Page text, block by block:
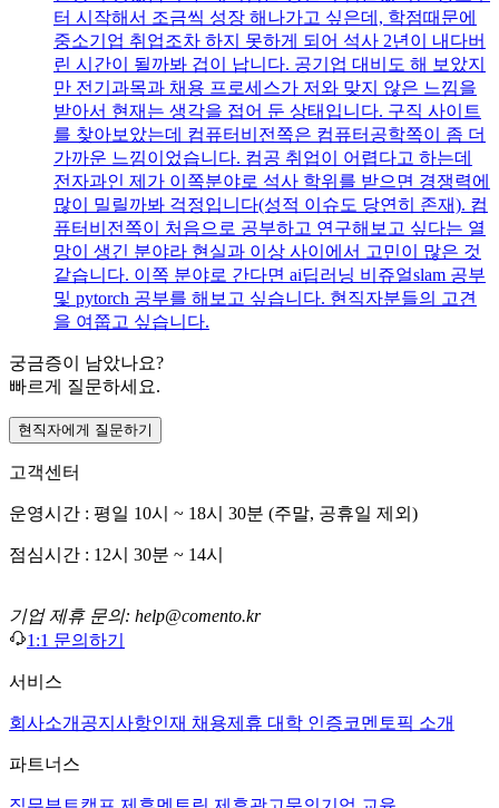
터 시작해서 조금씩 성장 해나가고 싶은데, 학점때문에
중소기업 취업조차 하지 못하게 되어 석사 2년이 내다버
린 시간이 될까봐 겁이 납니다. 공기업 대비도 해 보았지
만 전기과목과 채용 프로세스가 저와 맞지 않은 느낌을
받아서 현재는 생각을 접어 둔 상태입니다. 구직 사이트
를 찾아보았는데 컴퓨터비전쪽은 컴퓨터공학쪽이 좀 더
가까운 느낌이었습니다. 컴공 취업이 어렵다고 하는데
전자과인 제가 이쪽분야로 석사 학위를 받으면 경쟁력에
많이 밀릴까봐 걱정입니다(성적 이슈도 당연히 존재). 컴
퓨터비전쪽이 처음으로 공부하고 연구해보고 싶다는 열
망이 생긴 분야라 현실과 이상 사이에서 고민이 많은 것
같습니다. 이쪽 분야로 간다면 ai딥러닝 비쥬얼slam 공부
및 pytorch 공부를 해보고 싶습니다. 현직자분들의 고견
을 여쭙고 싶습니다.
궁금증이 남았나요?
빠르게 질문하세요.
현직자에게 질문하기
고객센터
운영시간 : 평일 10시 ~ 18시 30분 (주말, 공휴일 제외)
점심시간 : 12시 30분 ~ 14시
기업 제휴 문의: help@comento.kr
1:1 문의하기
서비스
회사소개 공지사항인재 채용제휴 대학 인증코멘토픽 소개
파트너스